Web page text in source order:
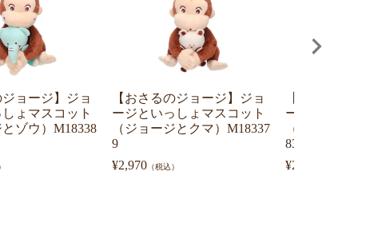
ジョージ】ジョ
ょマスコット
とゾウ）M18338
【おさるのジョージ】ジョ
ージといっしょマスコット
（ジョージとクマ）M18337
9
¥2,970 （税込）
ージといっしょ
（ジョージとニ
83393
¥2,970